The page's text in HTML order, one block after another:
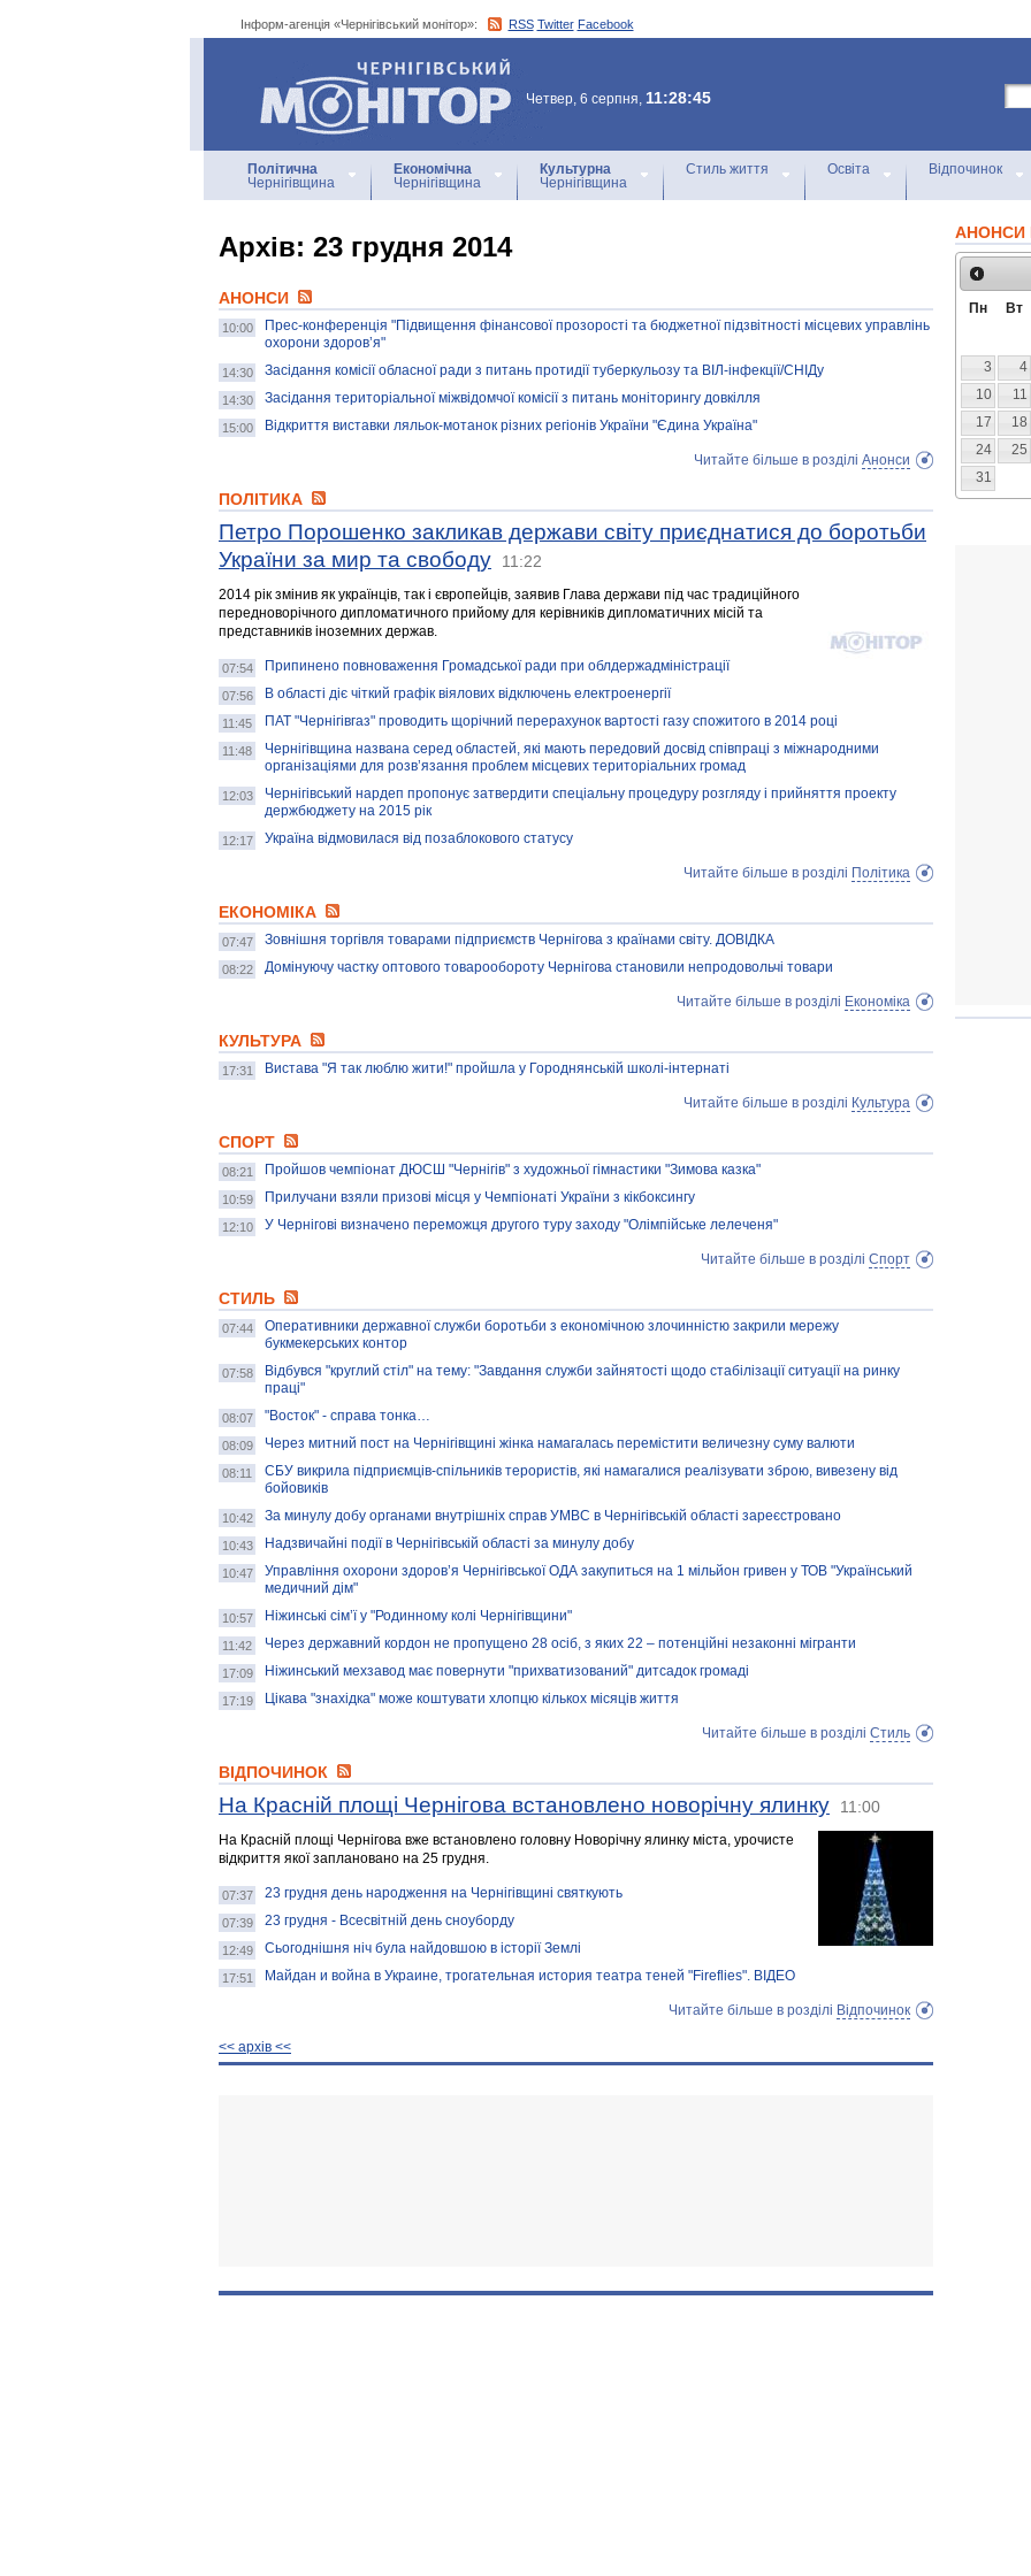
Інформ-агенція «Чернігівський монітор»: RSS Twitter Facebook
Інформ-агенція
«Чернігівський монітор»
Четвер, 6 серпня, 11:28:45
Політична
Чернігівщина
Економічна
Чернігівщина
Культурна
Чернігівщина
Стиль життя Освіта Відпочинок
Архiв: 23 грудня 2014
АНОНСИ
10:00
Прес-конференція "Підвищення фінансової прозорості та бюджетної підзвітності місцевих управлінь
охорони здоров’я"
14:30 Засідання комісії обласної ради з питань протидії туберкульозу та ВІЛ-інфекції/СНІДу
14:30 Засідання територіальної міжвідомчої комісії з питань моніторингу довкілля
15:00 Відкриття виставки ляльок-мотанок різних регіонів України "Єдина Україна"
Читайте більше в розділі Анонси
ПОЛІТИКА
Петро Порошенко закликав держави світу приєднатися до боротьби
України за мир та свободу
11:22
2014 рік змінив як українців, так і європейців, заявив Глава держави під час традиційного
передноворічного дипломатичного прийому для керівників дипломатичних місій та
представників іноземних держав.
07:54 Припинено повноваження Громадської ради при облдержадміністрації
07:56 В області діє чіткий графік віялових відключень електроенергії
11:45 ПАТ "Чернігівгаз" проводить щорічний перерахунок вартості газу спожитого в 2014 році
11:48
Чернігівщина названа серед областей, які мають передовий досвід співпраці з міжнародними
організаціями для розв’язання проблем місцевих територіальних громад
12:03
Чернігівський нардеп пропонує затвердити спеціальну процедуру розгляду і прийняття проекту
держбюджету на 2015 рік
12:17 Україна відмовилася від позаблокового статусу
Читайте більше в розділі Політика
ЕКОНОМІКА
07:47 Зовнішня торгівля товарами підприємств Чернігова з країнами світу. ДОВІДКА
08:22 Домінуючу частку оптового товарообороту Чернігова становили непродовольчі товари
Читайте більше в розділі Економіка
КУЛЬТУРА
17:31 Вистава "Я так люблю жити!" пройшла у Городнянській школі-інтернаті
Читайте більше в розділі Культура
СПОРТ
08:21 Пройшов чемпіонат ДЮСШ "Чернігів" з художньої гімнастики "Зимова казка"
10:59 Прилучани взяли призові місця у Чемпіонаті України з кікбоксингу
12:10 У Чернігові визначено переможця другого туру заходу "Олімпійське лелеченя"
Читайте більше в розділі Спорт
СТИЛЬ
07:44
Оперативники державної служби боротьби з економічною злочинністю закрили мережу
букмекерських контор
07:58
Відбувся "круглий стіл" на тему: "Завдання служби зайнятості щодо стабілізації ситуації на ринку
праці"
08:07 "Восток" - справа тонка…
08:09 Через митний пост на Чернігівщині жінка намагалась перемістити величезну суму валюти
08:11
СБУ викрила підприємців-спільників терористів, які намагалися реалізувати зброю, вивезену від
бойовиків
10:42 За минулу добу органами внутрішніх справ УМВС в Чернігівській області зареєстровано
10:43 Надзвичайні події в Чернігівській області за минулу добу
10:47
Управління охорони здоров’я Чернігівської ОДА закупиться на 1 мільйон гривен у ТОВ "Український
медичний дім"
10:57 Ніжинські сім’ї у "Родинному колі Чернігівщини"
11:42 Через державний кордон не пропущено 28 осіб, з яких 22 – потенційні незаконні мігранти
17:09 Ніжинський мехзавод має повернути "прихватизований" дитсадок громаді
17:19 Цікава "знахідка" може коштувати хлопцю кількох місяців життя
Читайте більше в розділі Стиль
ВІДПОЧИНОК
На Красній площі Чернігова встановлено новорічну ялинку 11:00
На Красній площі Чернігова вже встановлено головну Новорічну ялинку міста, урочисте
відкриття якої заплановано на 25 грудня.
07:37 23 грудня день народження на Чернігівщині святкують
07:39 23 грудня - Всесвітній день сноуборду
12:49 Сьогоднішня ніч була найдовшою в історії Землі
17:51 Майдан и война в Украине, трогательная история театра теней "Fireflies". ВІДЕО
Читайте більше в розділі Відпочинок
<< архiв <<
АНОНСИ
Пн Вт
3
4
10
11
17
18
24
25
31